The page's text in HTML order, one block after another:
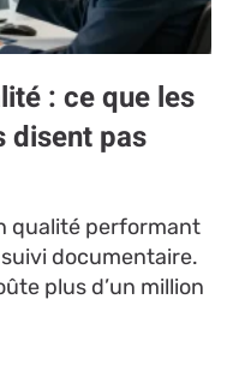
: ce que les
disent pas
qualité performant
documentaire.
plus d’un million